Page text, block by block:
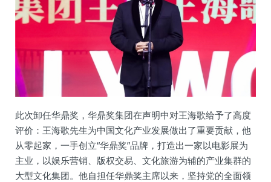
此次卸任华鼎奖，华鼎奖集团在声明中对王海歌给予了高度
评价：王海歌先生为中国文化产业发展做出了重要贡献，他
从零起家，一手创立“华鼎奖”品牌，打造出一家以电影展为
主业，以娱乐营销、版权交易、文化旅游为辅的产业集群的
大型文化集团。他自担任华鼎奖主席以来，坚持党的全面领